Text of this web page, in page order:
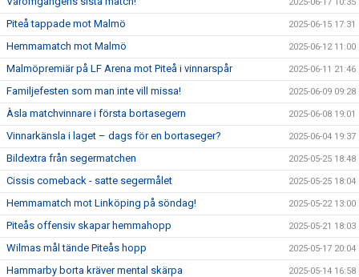
Piteå tappade mot Malmö 2025-06-15 17:31
Hemmamatch mot Malmö 2025-06-12 11:00
Malmöpremiär på LF Arena mot Piteå i vinnarspår 2025-06-11 21:46
Familjefesten som man inte vill missa! 2025-06-09 09:28
Àsla matchvinnare i första bortasegern 2025-06-08 19:01
Vinnarkänsla i laget – dags för en bortaseger? 2025-06-04 19:37
Bildextra från segermatchen 2025-05-25 18:48
Cissis comeback - satte segermålet 2025-05-25 18:04
Hemmamatch mot Linköping på söndag! 2025-05-22 13:00
Piteås offensiv skapar hemmahopp 2025-05-21 18:03
Wilmas mål tände Piteås hopp 2025-05-17 20:04
Hammarby borta kräver mental skärpa 2025-05-14 16:58